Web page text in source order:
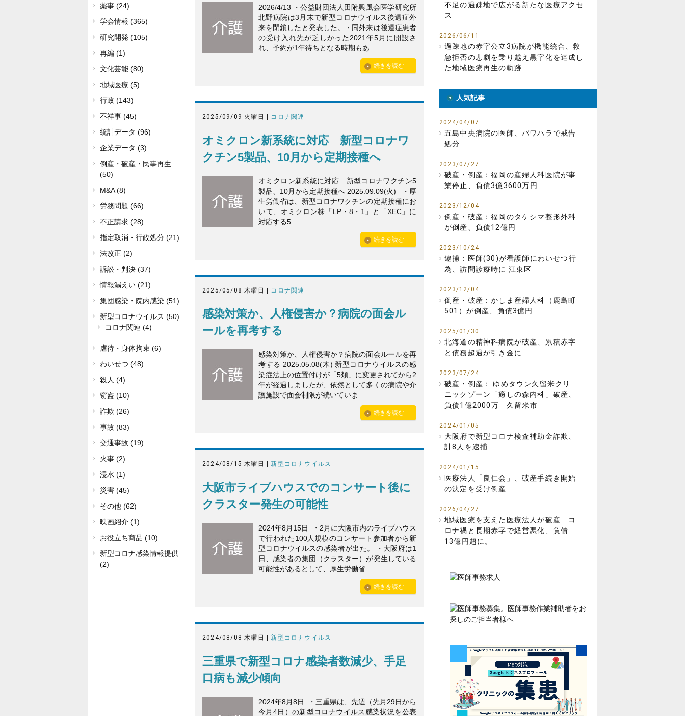
2026/4/13 ・公益財団法人田附興風会医学研究所
北野病院は3月末で新型コロナウイルス後遺症外
来を閉鎖したと発表した。・同外来は後遺症患者
の受け入れ先が乏しかった2021年5月に開設さ
れ、予約が1年待ちとなる時期もあ…
続きを読む
2025/09/09 火曜日 | コロナ関連
オミクロン新系統に対応 新型コロナワ
クチン5製品、10月から定期接種へ
オミクロン新系統に対応 新型コロナワクチン5
製品、10月から定期接種へ 2025.09.09(火) ・厚
生労働省は、新型コロナワクチンの定期接種にお
いて、オミクロン株「LP・8・1」と「XEC」に
対応する5…
続きを読む
2025/05/08 木曜日 | コロナ関連
感染対策か、人権侵害か？病院の面会ル
ールを再考する
感染対策か、人権侵害か？病院の面会ルールを再
考する 2025.05.08(木) 新型コロナウイルスの感
染症法上の位置付けが「5類」に変更されてから2
年が経過しましたが、依然として多くの病院や介
護施設で面会制限が続いていま…
続きを読む
2024/08/15 木曜日 |新型コロナウイルス
大阪市ライブハウスでのコンサート後に
クラスター発生の可能性
2024年8月15日 ・2月に大阪市内のライブハウス
で行われた100人規模のコンサート参加者から新
型コロナウイルスの感染者が出た。 ・大阪府は1
日、感染者の集団（クラスター）が発生している
可能性があるとして、厚生労働省…
続きを読む
2024/08/08 木曜日 |新型コロナウイルス
三重県で新型コロナ感染者数減少、手足
口病も減少傾向
2024年8月8日 ・三重県は、先週（先月29日から
今月4日）の新型コロナウイルス感染状況を公表
不足の過疎地で広がる新たな医療アクセ
ス
2026/06/11
過疎地の赤字公立3病院が機能統合、救
急拒否の悲劇を乗り越え黒字化を達成し
た地域医療再生の軌跡
人気記事
2024/04/07
五島中央病院の医師、パワハラで戒告
処分
2023/07/27
破産・倒産：福岡の産婦人科医院が事
業停止、負債3億3600万円
2023/12/04
倒産・破産：福岡のタケシマ整形外科
が倒産、負債12億円
2023/10/24
逮捕：医師(30)が看護師にわいせつ行
為、訪問診療時に 江東区
2023/12/04
倒産・破産：かしま産婦人科（鹿島町
501）が倒産、負債3億円
2025/01/30
北海道の精神科病院が破産、累積赤字
と債務超過が引き金に
2023/07/24
破産・倒産： ゆめタウン久留米クリ
ニックゾーン「癒しの森内科」破産、
負債1億2000万 久留米市
2024/01/05
大阪府で新型コロナ検査補助金詐欺、
計8人を逮捕
2024/01/15
医療法人「良仁会」、破産手続き開始
の決定を受け倒産
2026/04/27
地域医療を支えた医療法人が破産 コ
ロナ禍と長期赤字で経営悪化、負債
13億円超に。
薬事 (24)
学会情報 (365)
研究開発 (105)
再編 (1)
文化芸能 (80)
地域医療 (5)
行政 (143)
不祥事 (45)
統計データ (96)
企業データ (3)
倒産・破産・民事再生
(50)
M&A (8)
労務問題 (66)
不正請求 (28)
指定取消・行政処分 (21)
法改正 (2)
訴訟・判決 (37)
情報漏えい (21)
集団感染・院内感染 (51)
新型コロナウイルス (50)
コロナ関連 (4)
虐待・身体拘束 (6)
わいせつ (48)
殺人 (4)
窃盗 (10)
詐欺 (26)
事故 (83)
交通事故 (19)
火事 (2)
浸水 (1)
災害 (45)
その他 (62)
映画紹介 (1)
お役立ち商品 (10)
新型コロナ感染情報提供
(2)